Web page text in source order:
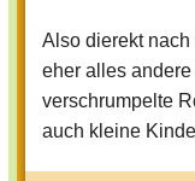
Also dierekt nach
eher alles
verschrumpelte
auch kleine